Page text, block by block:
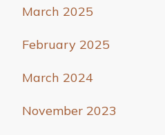
March 2025
February 2025
March 2024
November 2023